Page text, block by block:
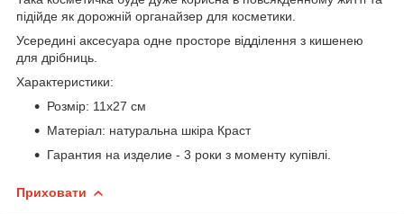
підійде як дорожній органайзер для косметики.
Усередині аксесуара одне просторе відділення з кишенею
для дрібниць.
Характеристики:
Розмір: 11х27 см
Матеріал: натуральна шкіра Краст
Гарантия на изделие - 3 роки з моменту купівлі.
Приховати